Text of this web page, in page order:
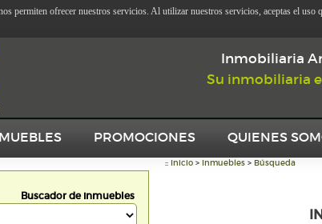
Inmobiliaria
Su inmobiliaria
PROMOCIONES QUIENES
Buscador de inmuebles
:: Inicio > Inmuebles > Búsqueda
permiten ofrecer nuestros servicios. Al utilizar nuestros servicios, aceptas el uso